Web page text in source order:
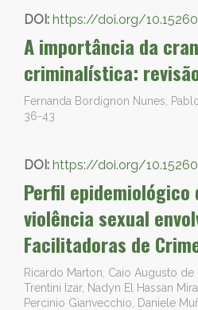
DOI: https://doi.org/
A importância da
criminalística:
Fernanda Bordignon Nunes,
36-43
DOI: https://doi.org/
Perfil epidemiológico
violência sexual
Facilitadoras de
Ricardo Marton, Caio Augusto de
Trentini Izar, Nadyn El Hassan
Percinio Gianvecchio, Daniele